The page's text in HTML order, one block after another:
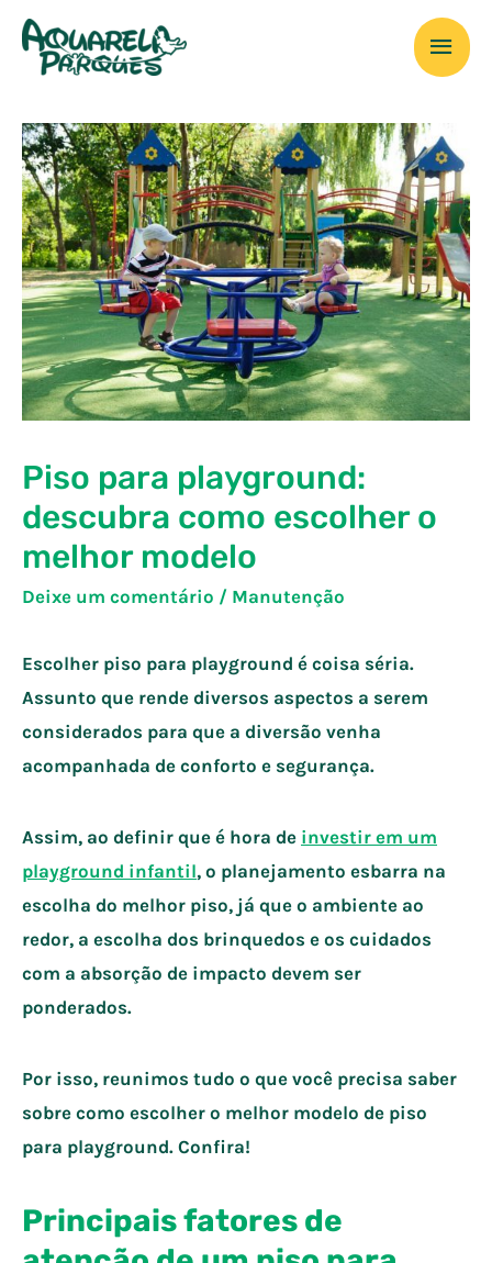
para
conteúdo
Piso para playground:
descubra como escolher o
melhor modelo
Deixe um comentário / Manutenção
Escolher piso para playground é coisa séria.
Assunto que rende diversos aspectos a serem
considerados para que a diversão venha
acompanhada de conforto e segurança.
Assim, ao definir que é hora de investir em um
playground infantil, o planejamento esbarra na
escolha do melhor piso, já que o ambiente ao
redor, a escolha dos brinquedos e os cuidados
com a absorção de impacto devem ser
ponderados.
Por isso, reunimos tudo o que você precisa saber
sobre como escolher o melhor modelo de piso
para playground. Confira!
Principais fatores de